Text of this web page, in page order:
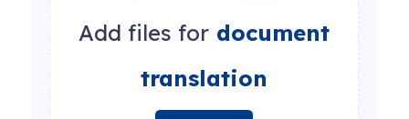
Add files for document
translation